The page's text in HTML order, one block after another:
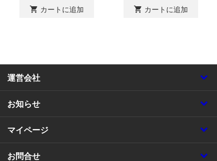
shopping_cart カートに追加 shopping_cart カートに追加
運営会社
お知らせ
マイページ
お問合せ